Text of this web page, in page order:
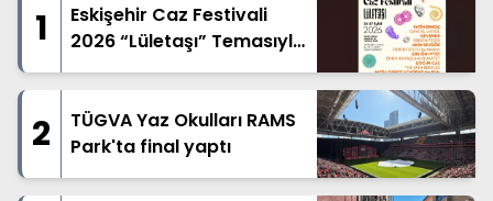
1
Eskişehir Caz Festivali
2026 “Lületaşı” Temasıyla
Geliyor
2
TÜGVA Yaz Okulları RAMS
Park'ta final yaptı